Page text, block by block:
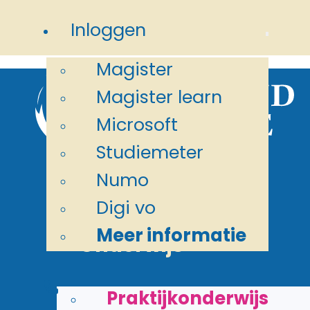
Ga naar hoofdinhoud
Inloggen
Magister
Magister learn
Microsoft
Studiemeter
Numo
Digi vo
Meer informatie
Onderwijs
Praktijkonderwijs
> >